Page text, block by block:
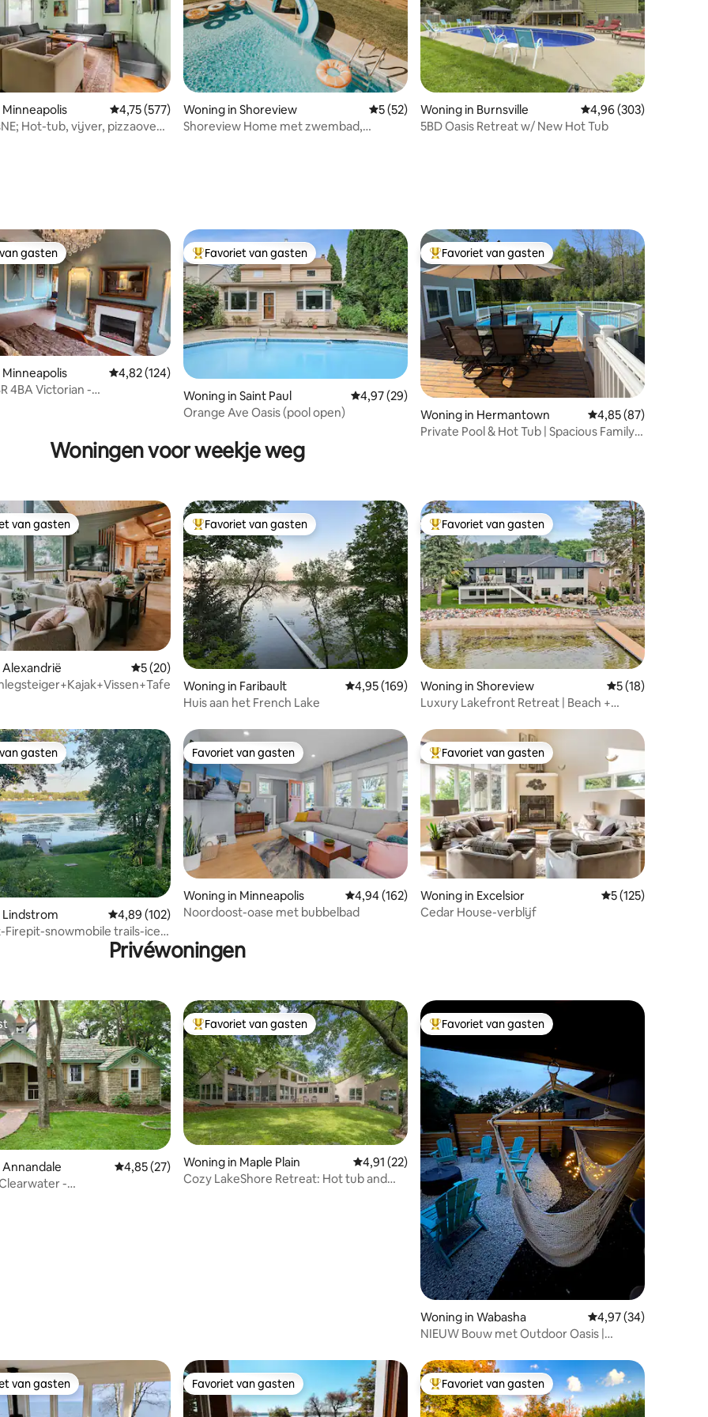
van 4,97 op 5, 38 recensies
Gemiddelde beoordeling van 4,75 op 5, 577 recensies
4,75 (577)
Hot-tub, vijver, pizzaoven,
Woning in Shoreview Gemiddelde beoordeling van 5 op 5, 52 recensies
5 (52)
Shoreview Home met zwembad,
Woning in Burnsville Gemiddelde
4,96 (303)
5BD Oasis Retreat w/ New Hot Tub
van 5 op 5, 64 recensies
gasten
gasten
Gemiddelde beoordeling van 4,82 op 5, 124 recensies
4,82 (124)
4BA Victorian -
Topfavoriet van gasten
Favoriet van gasten
Woning in Saint Paul Gemiddelde beoordeling van 4,97 op 5, 29 recensies
4,97 (29)
Orange Ave Oasis (pool open)
Topfavoriet van gasten
Favoriet van gasten
Woning in Hermantown Gemiddelde
4,85 (87)
Private Pool & Hot Tub | Spacious Family
Woningen voor weekje weg
van 5 op 5, 129 recensies
van gasten
van gasten
Gemiddelde beoordeling van 5 op 5, 20 recensies
5 (20)
Topfavoriet van gasten
Favoriet van gasten
Woning in Faribault Gemiddelde beoordeling van 4,95 op 5, 169 recensies
4,95 (169)
Huis aan het French Lake
Topfavoriet van gasten
Favoriet van gasten
Woning in Shoreview Gemiddelde
5 (18)
Luxury Lakefront Retreat | Beach +
van 4,96 op 5, 233 recensies
gasten
gasten
Lindstrom Gemiddelde beoordeling van 4,89 op 5, 102 recensies
4,89 (102)
Firepit-snowmobile trails-ice
Favoriet van gasten
Favoriet van gasten
Woning in Minneapolis Gemiddelde beoordeling van 4,94 op 5, 162 recensies
4,94 (162)
Noordoost-oase met bubbelbad
Topfavoriet van gasten
Favoriet van gasten
Woning in Excelsior Gemiddelde
5 (125)
Cedar House-verblijf
Privéwoningen
van 5 op 5, 9 recensies
Gemiddelde beoordeling van 4,85 op 5, 27 recensies
4,85 (27)
-
Topfavoriet van gasten
Favoriet van gasten
Woning in Maple Plain Gemiddelde beoordeling van 4,91 op 5, 22 recensies
4,91 (22)
Cozy LakeShore Retreat: Hot tub and
Topfavoriet van gasten
Favoriet van gasten
Woning in Wabasha Gemiddelde
4,97 (34)
NIEUW Bouw met Outdoor Oasis |
van gasten
van gasten Favoriet van gasten
Favoriet van gasten Topfavoriet van gasten
Favoriet van gasten